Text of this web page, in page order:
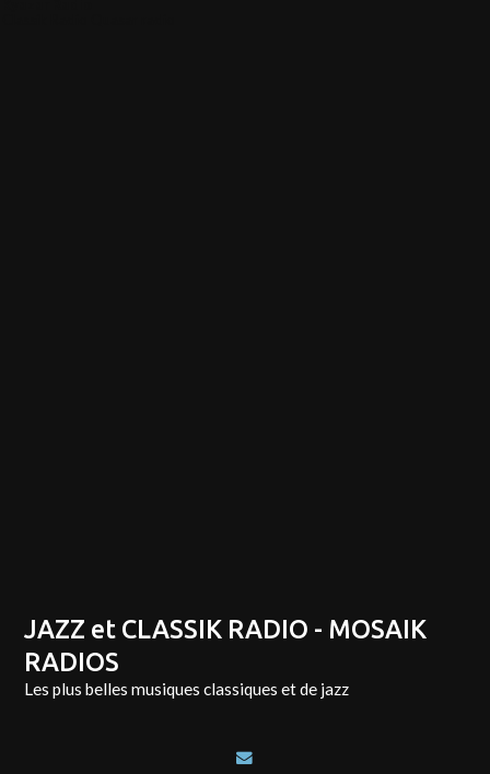
JAZZ et CLASSIK RADIO - MOSAIK
RADIOS
Les plus belles musiques classiques et de jazz